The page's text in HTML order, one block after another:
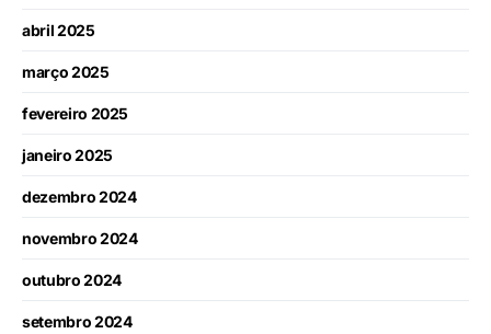
abril 2025
março 2025
fevereiro 2025
janeiro 2025
dezembro 2024
novembro 2024
outubro 2024
setembro 2024